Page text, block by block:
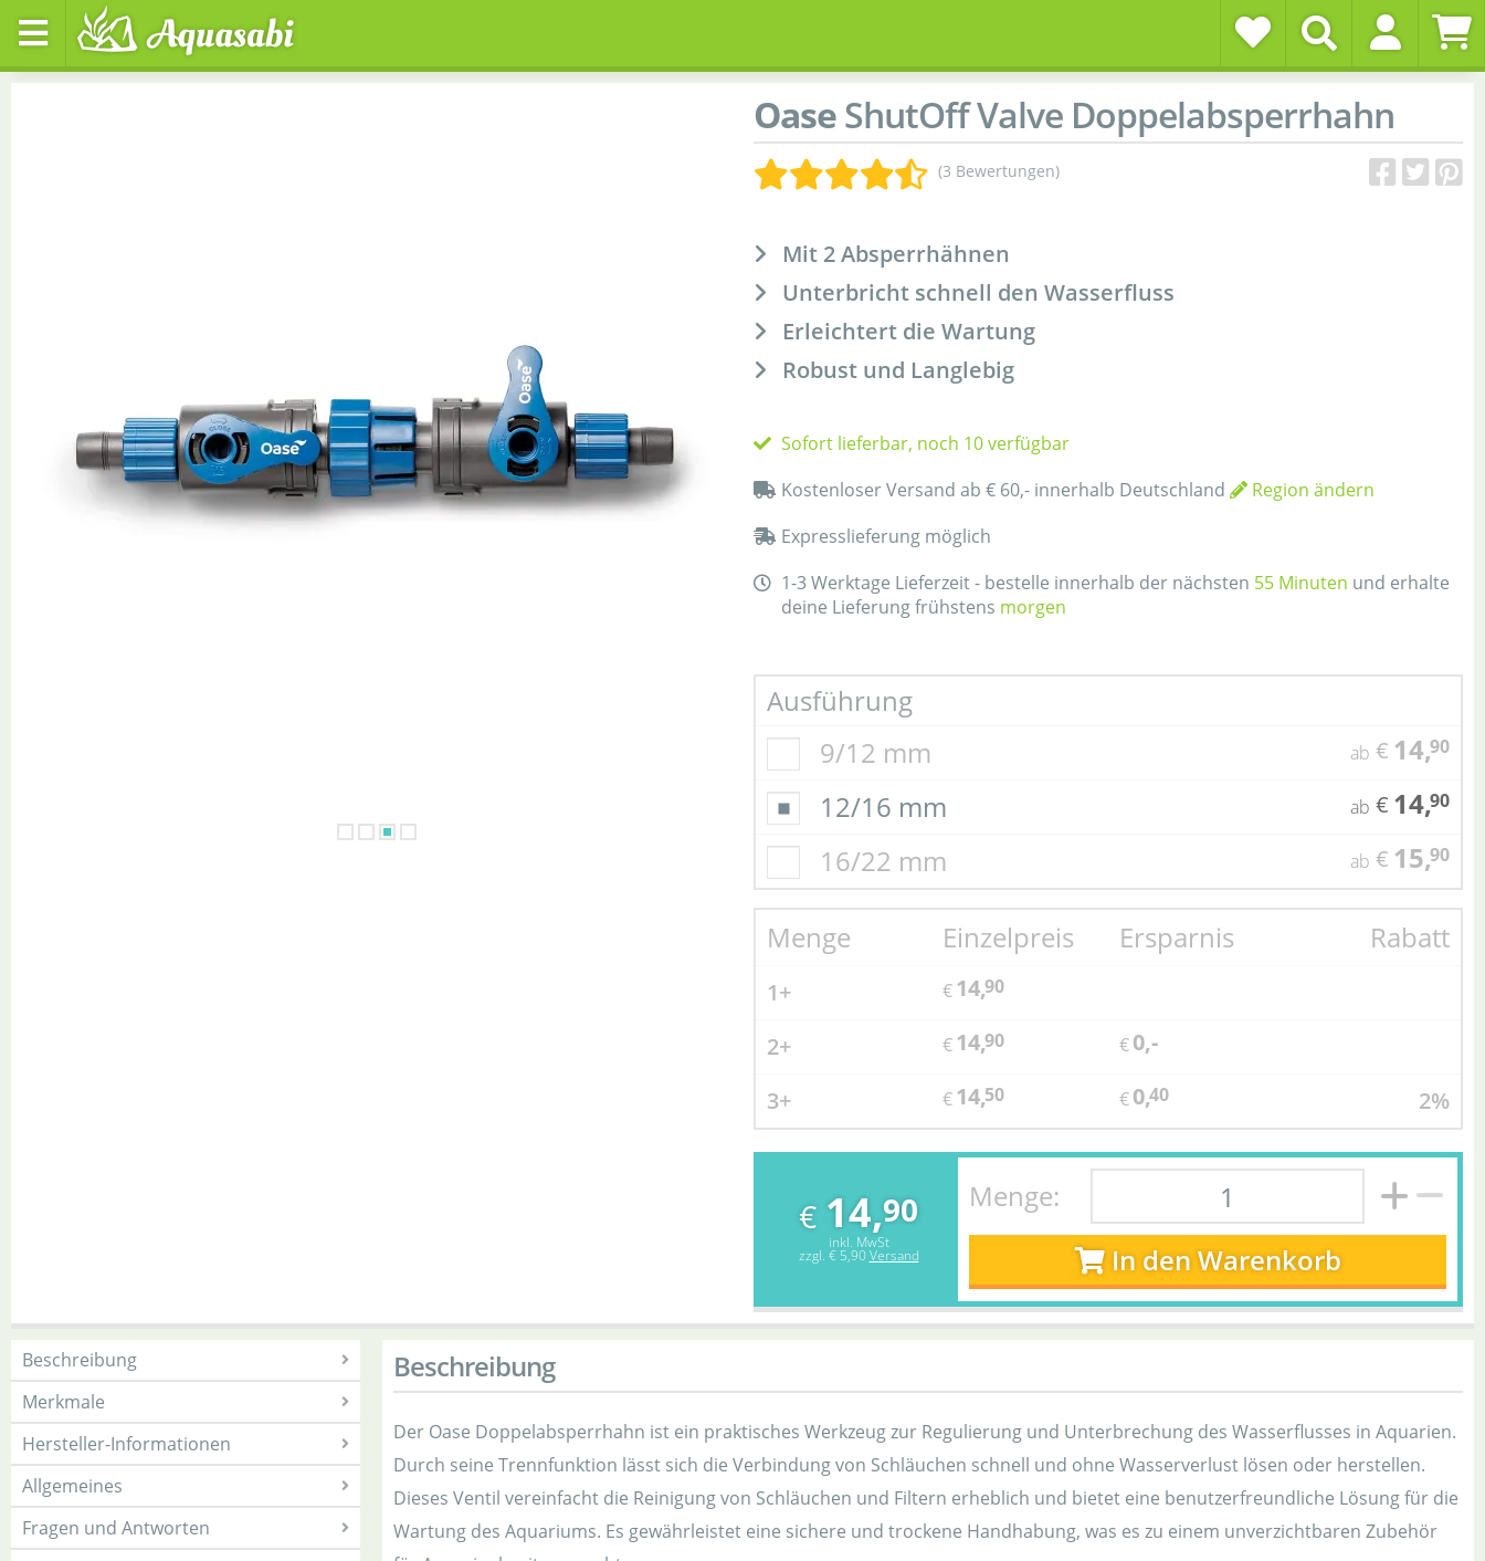
OaseShutOff Valve Doppelabsperrhahn
(3 Bewertungen)
Mit 2 Absperrhähnen
Unterbricht schnell den Wasserfluss
Erleichtert die Wartung
Robust und Langlebig
Sofort lieferbar, noch 10 verfügbar
Kostenloser Versand ab € 60,- innerhalb Deutschland
Region ändern
Expresslieferung möglich
1-3 Werktage Lieferzeit - bestelle innerhalb der nächsten 55 Minuten und erhalte
deine Lieferung frühstens morgen
Ausführung
9/12 mm
ab € 14,90
12/16 mm ab € 14,90
16/22 mm ab € 15,90
Menge Einzelpreis Ersparnis Rabatt
1+ €14,90
2+ €14,90 €0,-
3+
€14,50 €0,40 2%
€ 14,90
inkl. MwSt
zzgl. € 5,90 Versand
Menge:
In den Warenkorb
Beschreibung
Merkmale
Hersteller-Informationen
Allgemeines
Fragen und Antworten
Beschreibung
Der Oase Doppelabsperrhahn ist ein praktisches Werkzeug zur Regulierung und Unterbrechung des Wasserflusses in Aquarien.
Durch seine Trennfunktion lässt sich die Verbindung von Schläuchen schnell und ohne Wasserverlust lösen oder herstellen.
Dieses Ventil vereinfacht die Reinigung von Schläuchen und Filtern erheblich und bietet eine benutzerfreundliche Lösung für die
Wartung des Aquariums. Es gewährleistet eine sichere und trockene Handhabung, was es zu einem unverzichtbaren Zubehör